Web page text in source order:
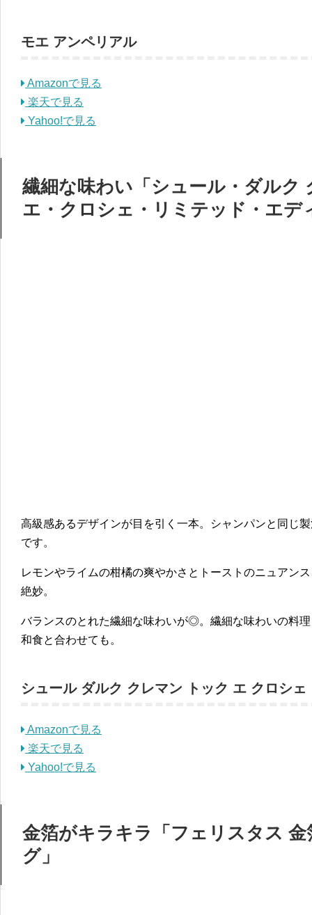
モエ アンペリアル
Amazonで見る
楽天で見る
Yahoo!で見る
繊細な味わい「シュール・ダルク
エ・クロシェ・リミテッド・エデ
高級感あるデザインが目を引く一本。シャンパンと同じ
です。
レモンやライムの柑橘の爽やかさとトーストのニュアン
絶妙。
バランスのとれた繊細な味わいが◎。繊細な味わいの料
和食と合わせても。
シュール ダルク クレマン トック エ クロシ
Amazonで見る
楽天で見る
Yahoo!で見る
金箔がキラキラ「フェリスタス
グ」